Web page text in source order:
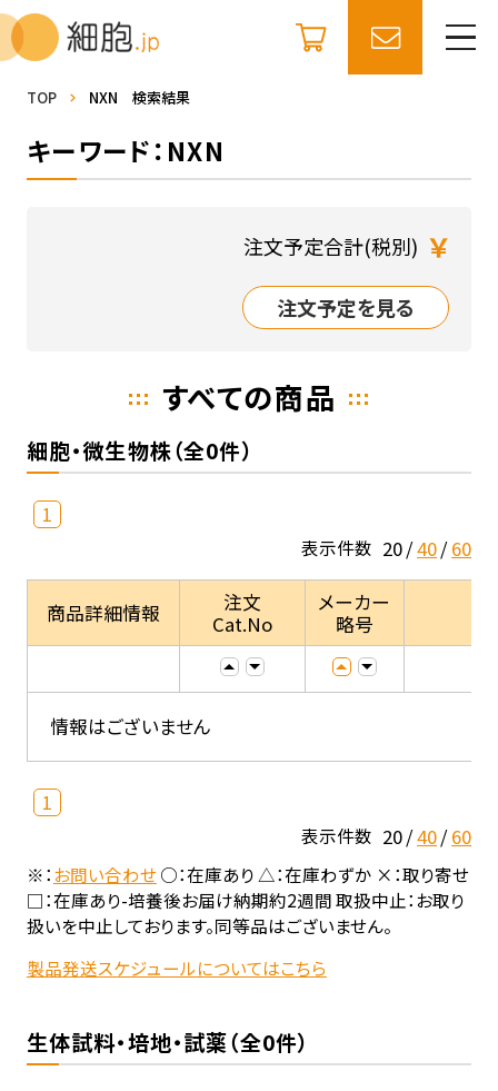
TOP NXN 検索結果
キーワード：NXN
注文予定合計(税別) ￥
注文予定を見る
すべての商品
細胞・微生物株（全0件）
1
表示件数 20 40 60
商品詳細情報
注文
Cat.No
メーカー
略号
情報はございません
1
表示件数 20 40 60
※：お問い合わせ○：在庫あり △：在庫わずか ×：取り寄せ
□：在庫あり-培養後お届け納期約2週間 取扱中止：お取り
扱いを中止しております。同等品はございません。
製品発送スケジュールについてはこちら
生体試料・培地・試薬（全0件）